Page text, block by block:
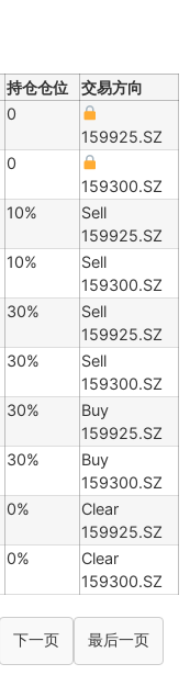
持仓仓位
交易方向
0
159925.SZ
0
159300.SZ
10%
Sell
159925.SZ
10%
Sell
159300.SZ
30%
Sell
159925.SZ
30%
Sell
159300.SZ
30%
Buy
159925.SZ
30%
Buy
159300.SZ
0%
Clear
159925.SZ
0%
Clear
159300.SZ
下一页 最后一页